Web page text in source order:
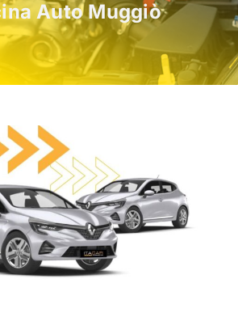
Auto Muggiò